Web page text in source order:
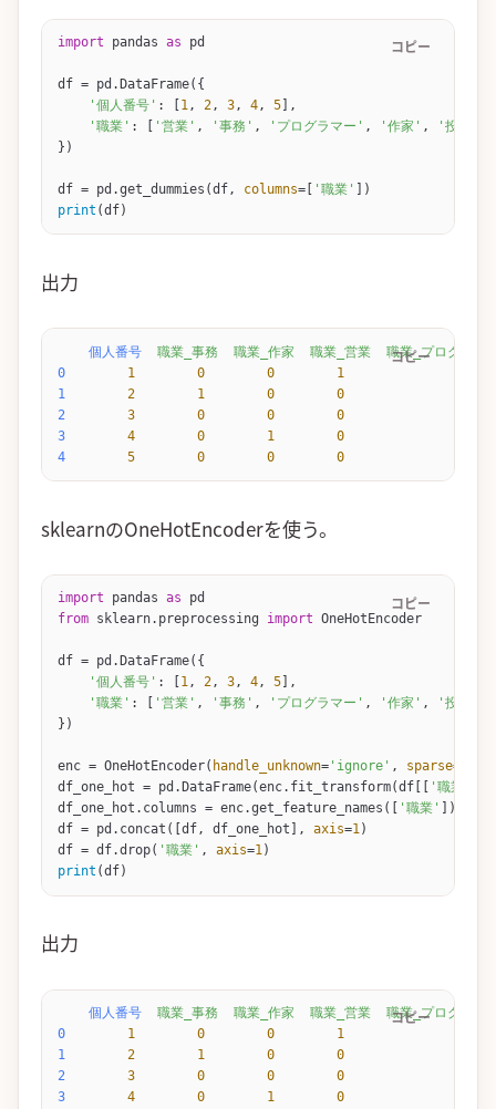
import pandas as pd
df = pd. DataFrame({
    '個人番号'
: [ 1, 2, 3, 4, 5 ],
    '職業'
: [ '営業' , '事務' , 'プログラマー' , '作家' , '投資家'
})
df = pd.get_dummies (df, columns= '職業'
])
print (df)
コピー
出力
    個人番号
  職業_事務
  職業_作家
  職業_営業
職業_プログラマ
0
        1
        0
        0
        1
1
        2
        1
        0
        0
2
        3
        0
        0
        0
3
        4
        0
        1
        0
4
        5
        0
        0
        0
コピー
sklearnのOneHotEncoderを使う。
import pandas as pd
from sklearn.preprocessing import OneHotEncoder
df = pd. DataFrame({
    '個人番号'
: [ 1, 2, 3, 4, 5 ],
    '職業'
: [ '営業' , '事務' , 'プログラマー' , '作家' , '投資家'
})
enc = OneHotEncoder( handle_unknown= 'ignore' , sparse=
df_one_hot = pd. DataFrame(enc. fit_transform(df[[ '職業'
df_one_hot.columns = enc.get_feature_names ([ '職業'
])
df = pd. concat ([df, df_one_hot], axis=1)
df = df.drop( '職業' , axis=1)
print (df)
コピー
出力
    個人番号
  職業_事務
  職業_作家
  職業_営業
職業_プログラマ
0
        1
        0
        0
        1
1
        2
        1
        0
        0
2
        3
        0
        0
        0
3
        4
        0
        1
        0
コピー